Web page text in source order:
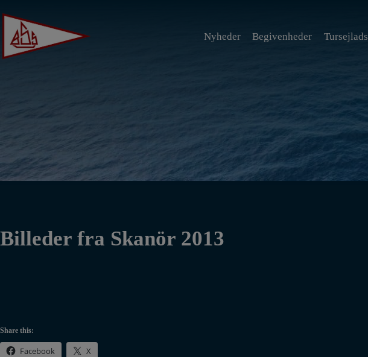
indholdet
Nyheder Begivenheder Tursejlads
Billeder fra Skanör 2013
Share this:
Facebook X